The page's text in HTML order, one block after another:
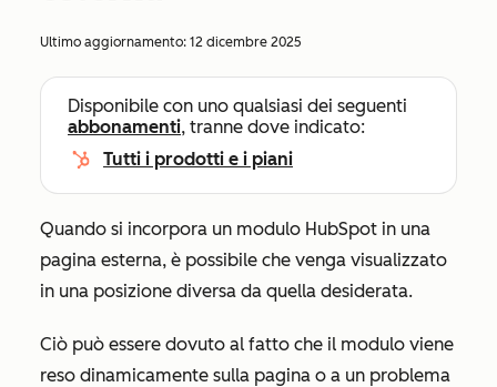
Ultimo aggiornamento: 12 dicembre 2025
Disponibile con uno qualsiasi dei seguenti
abbonamenti, tranne dove indicato:
Tutti i prodotti e i piani
Quando si incorpora un modulo HubSpot in una
pagina esterna, è possibile che venga visualizzato
in una posizione diversa da quella desiderata.
Ciò può essere dovuto al fatto che il modulo viene
reso dinamicamente sulla pagina o a un problema